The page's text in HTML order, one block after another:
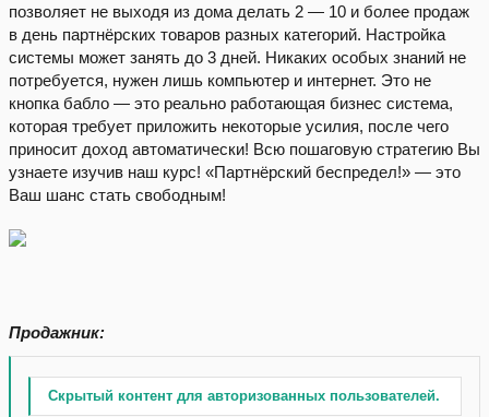
позволяет не выходя из дома делать 2 — 10 и более продаж
в день партнёрских товаров разных категорий. Настройка
системы может занять до 3 дней. Никаких особых знаний не
потребуется, нужен лишь компьютер и интернет. Это не
кнопка бабло — это реально работающая бизнес система,
которая требует приложить некоторые усилия, после чего
приносит доход автоматически! Всю пошаговую стратегию Вы
узнаете изучив наш курс! «Партнёрский беспредел!» — это
Ваш шанс стать свободным!
Продажник:
Скрытый контент для авторизованных пользователей.